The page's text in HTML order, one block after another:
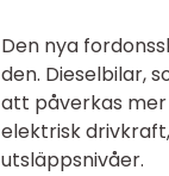
Den nya
den. Dieselbilar,
att påverkas
elektrisk
utsläppsnivåer.